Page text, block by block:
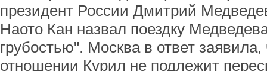
президент России Дмитрий
Наото Кан назвал поездку
грубостью". Москва в ответ
отношении Курил не подлежит